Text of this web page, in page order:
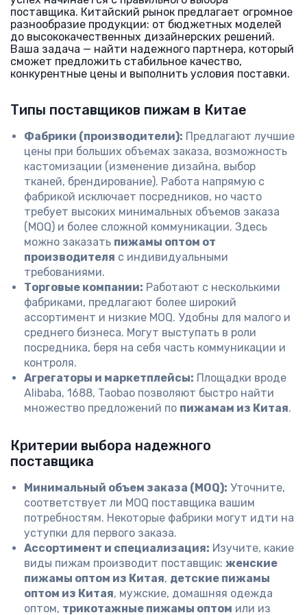
поставщика. Китайский рынок предлагает огромное
разнообразие продукции: от бюджетных моделей
до высококачественных дизайнерских решений.
Ваша задача — найти надежного партнера, который
сможет предложить стабильное качество,
конкурентные цены и выполнить условия поставки.
Типы поставщиков пижам в Китае
Фабрики (производители): Предлагают лучшие
цены при больших объемах заказа, возможность
кастомизации (изменение дизайна, выбор
тканей, брендирование). Работа напрямую с
фабрикой исключает посредников, но часто
требует высоких минимальных объемов заказа
(MOQ) и более сложной коммуникации. Здесь
можно заказать пижамы оптом от
производителя с индивидуальными
требованиями.
Торговые компании: Работают с несколькими
фабриками, предлагают более широкий
ассортимент и низкие MOQ. Удобны для малого и
среднего бизнеса. Могут выступать в роли
посредника, беря на себя часть коммуникации и
контроля.
Агрегаторы и маркетплейсы: Площадки вроде
Alibaba, 1688, Taobao позволяют быстро найти
множество предложений по пижамам из Китая.
Критерии выбора надежного
поставщика
Минимальный объем заказа (MOQ): Уточните,
соответствует ли MOQ поставщика вашим
потребностям. Некоторые фабрики могут идти на
уступки для первого заказа.
Ассортимент и специализация: Изучите, какие
виды пижам производит поставщик: женские
пижамы оптом из Китая, детские пижамы
оптом из Китая, мужские, домашняя одежда
оптом, трикотажные пижамы оптом или из